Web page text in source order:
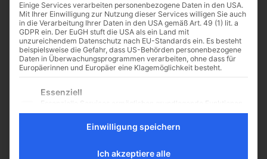
„Schaust du eigentlich
Pornos?“
wahrscheinlich zustimmend, dass
Thema handelt. Tabu, aktuell, fast
überall präsent. Und ein Thema,
Einige Services verarbeiten personenbezogene Daten in den USA.
Mit Ihrer Einwilligung zur Nutzung dieser Services willigen Sie auch
in die Verarbeitung Ihrer Daten in den USA gemäß Art. 49 (1) lit. a
GDPR ein. Der EuGH stuft die USA als ein Land mit
unzureichendem Datenschutz nach EU-Standards ein. Es besteht
beispielsweise die Gefahr, dass US-Behörden personenbezogene
Daten in Überwachungsprogrammen verarbeiten, ohne dass für
Europäerinnen und Europäer eine Klagemöglichkeit besteht.
Es folgt eine Liste der Service-Gruppen, für die eine
Essenziell
Essenzielle Services ermöglichen grundlegende Funktionen
und sind für das ordnungsgemäße Funktionieren der
Website erforderlich.
Statistik-Cookies sammeln Nutzungsdaten, die uns
Einwilligung speichern
Ich akzeptiere alle